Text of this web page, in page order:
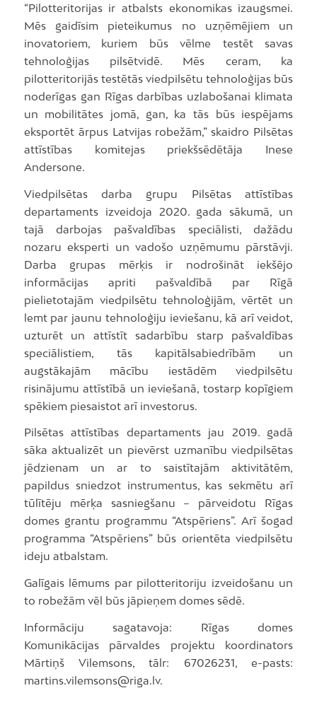
“Pilotteritorijas ir atbalsts ekonomikas izaugsmei.
Mēs gaidīsim pieteikumus no uzņēmējiem un
inovatoriem, kuriem būs vēlme testēt savas
tehnoloģijas pilsētvidē. Mēs ceram, ka
pilotteritorijās testētās viedpilsētu tehnoloģijas būs
noderīgas gan Rīgas darbības uzlabošanai klimata
un mobilitātes jomā, gan, ka tās būs iespējams
eksportēt ārpus Latvijas robežām,” skaidro Pilsētas
attīstības komitejas priekšsēdētāja Inese
Andersone.
Viedpilsētas darba grupu Pilsētas attīstības
departaments izveidoja 2020. gada sākumā, un
tajā darbojas pašvaldības speciālisti, dažādu
nozaru eksperti un vadošo uzņēmumu pārstāvji.
Darba grupas mērķis ir nodrošināt iekšējo
informācijas apriti pašvaldībā par Rīgā
pielietotajām viedpilsētu tehnoloģijām, vērtēt un
lemt par jaunu tehnoloģiju ieviešanu, kā arī veidot,
uzturēt un attīstīt sadarbību starp pašvaldības
speciālistiem, tās kapitālsabiedrībām un
augstākajām mācību iestādēm viedpilsētu
risinājumu attīstībā un ieviešanā, tostarp kopīgiem
spēkiem piesaistot arī investorus.
Pilsētas attīstības departaments jau 2019. gadā
sāka aktualizēt un pievērst uzmanību viedpilsētas
jēdzienam un ar to saistītajām aktivitātēm,
papildus sniedzot instrumentus, kas sekmētu arī
tūlītēju mērķa sasniegšanu – pārveidotu Rīgas
domes grantu programmu “Atspēriens”. Arī šogad
programma “Atspēriens” būs orientēta viedpilsētu
ideju atbalstam.
Galīgais lēmums par pilotteritoriju izveidošanu un
to robežām vēl būs jāpieņem domes sēdē.
Informāciju sagatavoja: Rīgas domes
Komunikācijas pārvaldes projektu koordinators
Mārtiņš Vilemsons, tālr: 67026231, e-pasts:
martins.vilemsons@riga.lv.